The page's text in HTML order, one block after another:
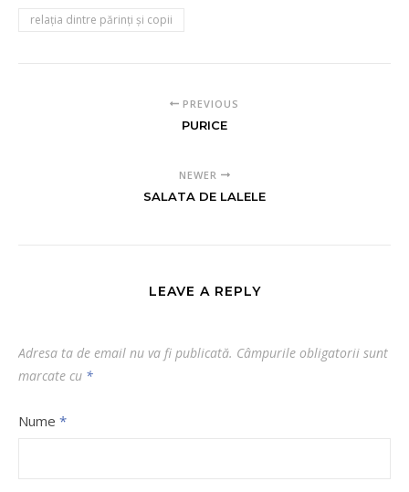
relaţia dintre părinţi şi copii
PREVIOUS
PURICE
NEWER
SALATA DE LALELE
LEAVE A REPLY
Adresa ta de email nu va fi publicată. Câmpurile obligatorii sunt
marcate cu *
Nume *